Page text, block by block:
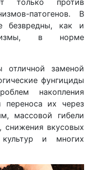
только против
патогенов. В
безвредны, как и
в норме
отличной заменой
фунгициды
накопления
их через
массовой гибели
снижения вкусовых
культур и многих